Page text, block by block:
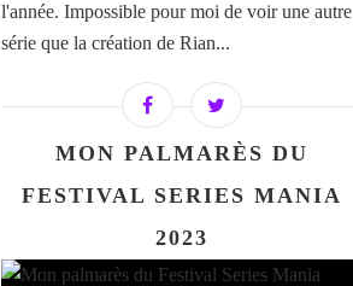
l'année. Impossible pour moi de voir une autre
série que la création de Rian...
MON PALMARÈS DU
FESTIVAL SERIES MANIA
2023